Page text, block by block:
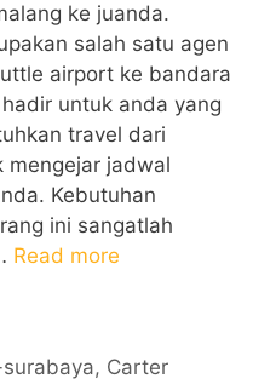
ke juanda.
salah satu agen
airport ke bandara
untuk anda yang
travel dari
mengejar jadwal
Kebutuhan
ini sangatlah
Read more
, Carter